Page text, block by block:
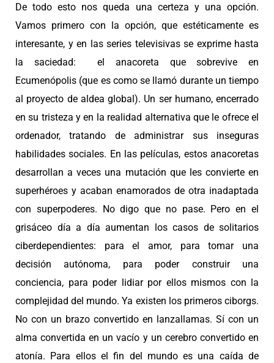
De todo esto nos queda una certeza y una opción.
Vamos primero con la opción, que estéticamente es
interesante, y en las series televisivas se exprime hasta
la saciedad: el anacoreta que sobrevive en
Ecumenópolis (que es como se llamó durante un tiempo
al proyecto de aldea global). Un ser humano, encerrado
en su tristeza y en la realidad alternativa que le ofrece el
ordenador, tratando de administrar sus inseguras
habilidades sociales. En las películas, estos anacoretas
desarrollan a veces una mutación que les convierte en
superhéroes y acaban enamorados de otra inadaptada
con superpoderes. No digo que no pase. Pero en el
grisáceo día a día aumentan los casos de solitarios
ciberdependientes: para el amor, para tomar una
decisión autónoma, para poder construir una
conciencia, para poder lidiar por ellos mismos con la
complejidad del mundo. Ya existen los primeros ciborgs.
No con un brazo convertido en lanzallamas. Sí con un
alma convertida en un vacío y un cerebro convertido en
atonía. Para ellos el fin del mundo es una caída de